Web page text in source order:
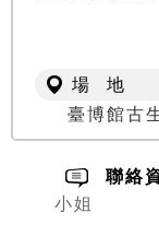
場 地
臺博館古
聯絡
小姐